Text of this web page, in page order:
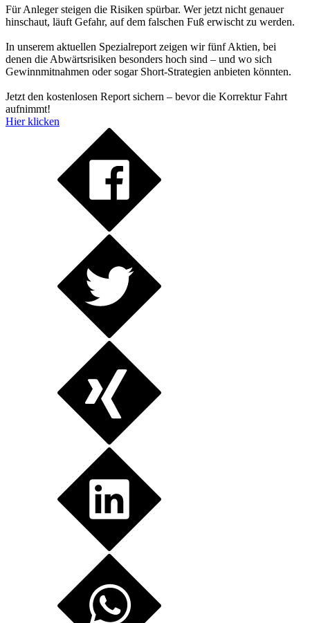
Für Anleger steigen die Risiken spürbar. Wer jetzt nicht genauer
hinschaut, läuft Gefahr, auf dem falschen Fuß erwischt zu werden.
In unserem aktuellen Spezialreport zeigen wir fünf Aktien, bei
denen die Abwärtsrisiken besonders hoch sind – und wo sich
Gewinnmitnahmen oder sogar Short-Strategien anbieten könnten.
Jetzt den kostenlosen Report sichern – bevor die Korrektur Fahrt
aufnimmt!
Hier klicken